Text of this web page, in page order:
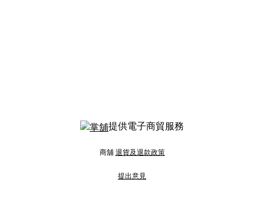
提供電子商貿服務
商舖 退貨及退款政策
提出意見